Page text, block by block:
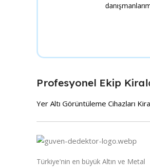
Profesyonel Ekip
Yer Altı Görüntüleme Cihazları
Türkiye'nin en büyük Altın ve Metal